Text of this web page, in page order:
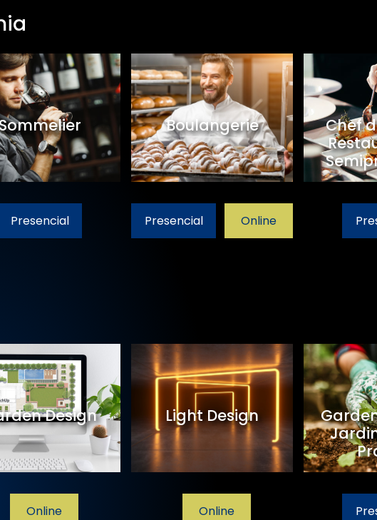
Presencial
Boulangerie
Presencial Online
Chef
Design
Online
Light Design
Online